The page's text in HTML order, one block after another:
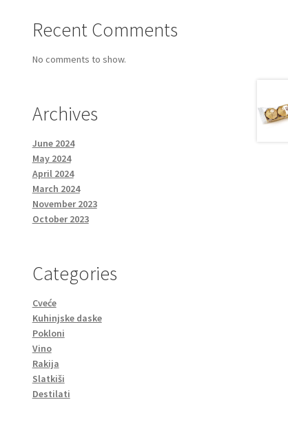
Recent Comments
No comments to show.
Archives
June 2024
May 2024
April 2024
March 2024
November 2023
October 2023
Categories
Cveće
Kuhinjske daske
Pokloni
Vino
Rakija
Slatkiši
Destilati